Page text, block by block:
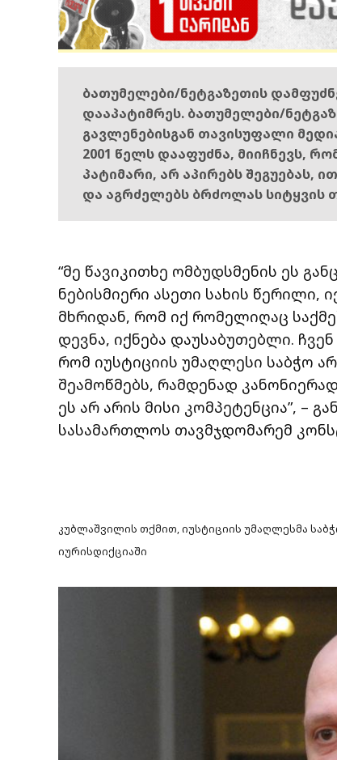
ბათუმელები/ნეტგაზეთის
დააპატიმრეს. ბათუმელები/
გავლენებისგან თავისუფალი
2001 წელს დააფუძნა, მიიჩნევს,
პატიმარი, არ აპირებს შეგუებას,
და აგრძელებს ბრძოლას სიტყვის
“მე წავიკითხე ომბუდსმენის ეს
ნებისმიერი ასეთი სახის წერილი,
მხრიდან, რომ იქ რომელიღაც
დევნა, იქნება დაუსაბუთებლი.
რომ იუსტიციის უმაღლესი საბჭო
შეამოწმებს, რამდენად
ეს არ არის მისი კომპეტენცია”, –
სასამართლოს თავმჯდომარემ
კუბლაშვილის თქმით, იუსტიციის უმაღლესმა
იურისდიქციაში